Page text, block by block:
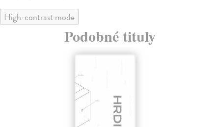
High-contrast mode
Podobné tituly